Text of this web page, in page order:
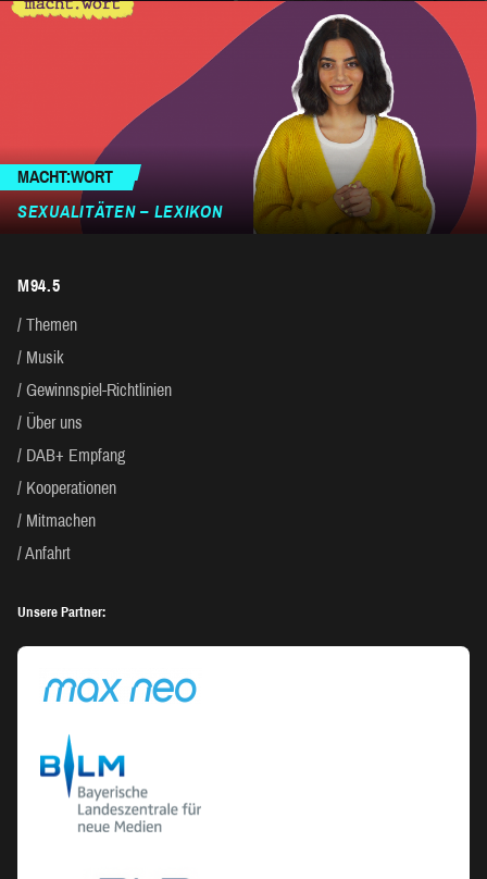
MACHT:WORT
SEXUALITÄTEN – LEXIKON
M94.5
Themen
Musik
Gewinnspiel-Richtlinien
Über uns
DAB+ Empfang
Kooperationen
Mitmachen
Anfahrt
Unsere Partner: